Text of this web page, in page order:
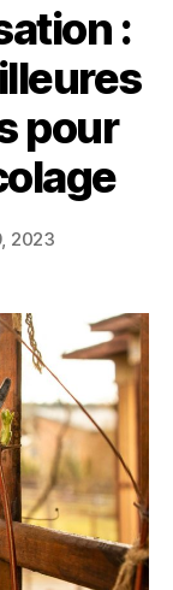
:
pour
2023